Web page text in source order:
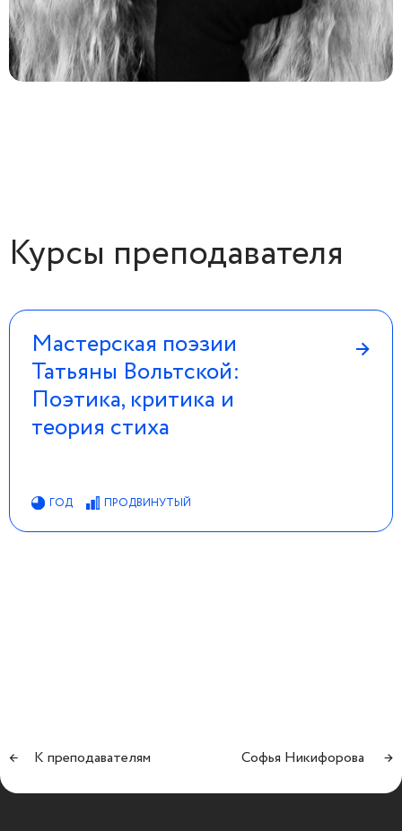
Курсы преподавателя
Мастерская поэзии
Татьяны Вольтской:
Поэтика, критика и
теория стиха
→
ГОД ПРОДВИНУТЫЙ
← К преподавателям Софья Никифорова →